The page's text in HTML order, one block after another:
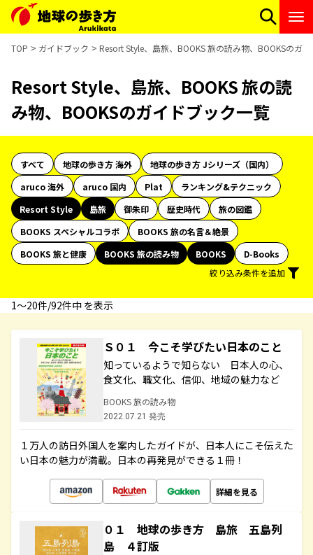
TOP ガイドブック Resort Style、島旅、BOOKS 旅の読み物、BOOKSのガ
Resort Style、島旅、BOOKS 旅の読
み物、BOOKSのガイドブック一覧
すべて 地球の歩き方 海外
地球の歩き方 Jシリーズ（国内）
aruco 海外
aruco 国内 Plat
ランキング&テクニック
Resort Style
島旅 御朱印 歴史時代
旅の図鑑
BOOKS スペシャルコラボ
BOOKS 旅の名言＆絶景
BOOKS 旅と健康
BOOKS 旅の読み物 BOOKS
D-Books
絞り込み条件を追加
1〜20件/92件中 を表示
Ｓ０１ 今こそ学びたい日本のこと
知っているようで知らない 日本人の心、
食文化、職文化、信仰、地域の魅力など
BOOKS 旅の読み物
2022.07.21 発売
１万人の訪日外国人を案内したガイドが、日本人にこそ伝えた
い日本の魅力が満載。日本の再発見ができる１冊！
詳細を見る
０１ 地球の歩き方 島旅 五島列
島 ４訂版